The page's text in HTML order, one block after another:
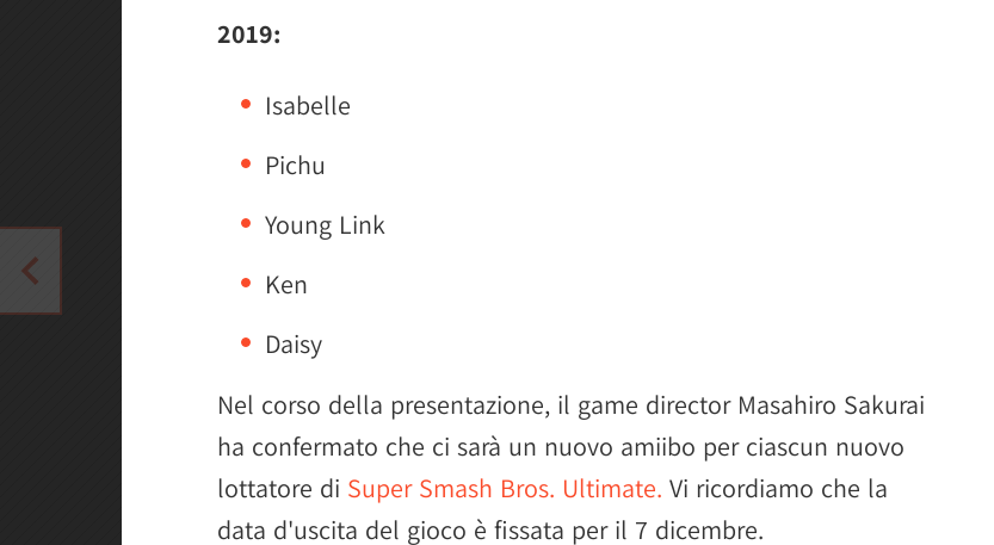
2019:
Isabelle
Pichu
Young Link
Ken
Daisy
Nel corso della presentazione, il game director Masahiro Sakurai
ha confermato che ci sarà un nuovo amiibo per ciascun nuovo
lottatore di Super Smash Bros. Ultimate. Vi ricordiamo che la
data d'uscita del gioco è fissata per il 7 dicembre.